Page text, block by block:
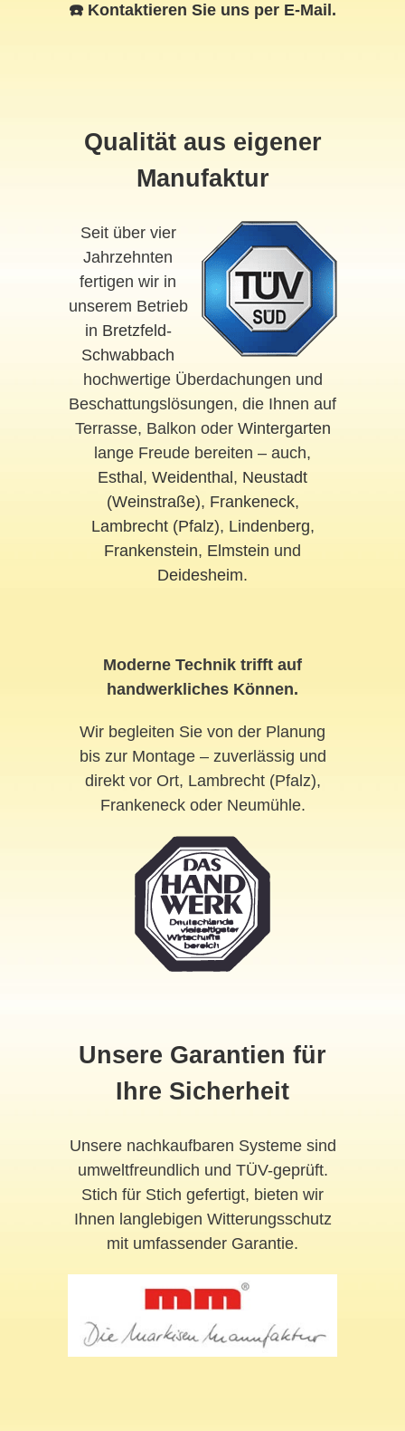
☎️ Kontaktieren Sie uns per E-Mail.
Qualität aus eigener
Manufaktur
Seit über vier
Jahrzehnten
fertigen wir in
unserem Betrieb
in Bretzfeld-
Schwabbach
hochwertige Überdachungen und
Beschattungslösungen, die Ihnen auf
Terrasse, Balkon oder Wintergarten
lange Freude bereiten – auch,
Esthal , Weidenthal , Neustadt
(Weinstraße), Frankeneck,
Lambrecht (Pfalz), Lindenberg,
Frankenstein, Elmstein und
Deidesheim.
Moderne Technik trifft auf
handwerkliches Können.
Wir begleiten Sie von der Planung
bis zur Montage – zuverlässig und
direkt vor Ort, Lambrecht (Pfalz),
Frankeneck oder Neumühle.
Unsere Garantien für
Ihre Sicherheit
Unsere nachkaufbaren Systeme sind
umweltfreundlich und TÜV-geprüft.
Stich für Stich gefertigt, bieten wir
Ihnen langlebigen Witterungsschutz
mit umfassender Garantie.